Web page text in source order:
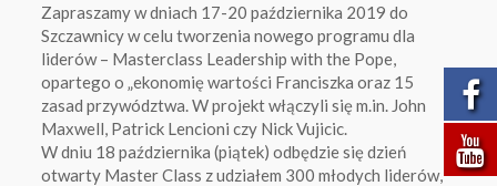
Zapraszamy w dniach 17-20 października 2019 do
Szczawnicy w celu tworzenia nowego programu dla
liderów – Masterclass Leadership with the Pope,
opartego o „ekonomię wartości Franciszka oraz 15
zasad przywództwa. W projekt włączyli się m.in. John
Maxwell, Patrick Lencioni czy Nick Vujicic.
W dniu 18 października (piątek) odbędzie się dzień
otwarty Master Class z udziałem 300 młodych liderów,